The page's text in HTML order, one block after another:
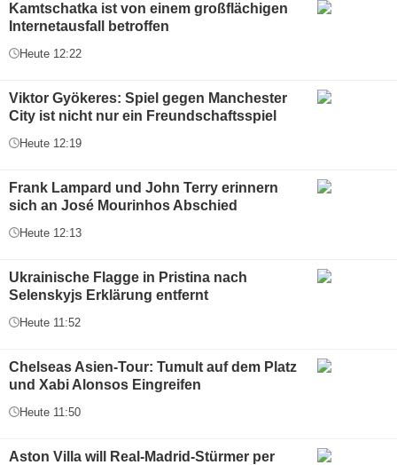
Kamtschatka ist von einem großflächigen
Internetausfall betroffen
Heute 12:22
Viktor Gyökeres: Spiel gegen Manchester
City ist nicht nur ein Freundschaftsspiel
Heute 12:19
Frank Lampard und John Terry erinnern
sich an José Mourinhos Abschied
Heute 12:13
Ukrainische Flagge in Pristina nach
Selenskyjs Erklärung entfernt
Heute 11:52
Chelseas Asien-Tour: Tumult auf dem Platz
und Xabi Alonsos Eingreifen
Heute 11:50
Aston Villa will Real-Madrid-Stürmer per